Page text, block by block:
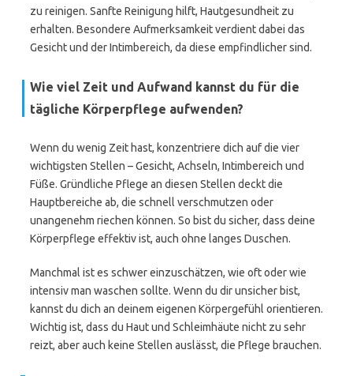
zu reinigen. Sanfte Reinigung hilft, Hautgesundheit zu
erhalten. Besondere Aufmerksamkeit verdient dabei das
Gesicht und der Intimbereich, da diese empfindlicher sind.
Wie viel Zeit und Aufwand kannst du für die
tägliche Körperpflege aufwenden?
Wenn du wenig Zeit hast, konzentriere dich auf die vier
wichtigsten Stellen – Gesicht, Achseln, Intimbereich und
Füße. Gründliche Pflege an diesen Stellen deckt die
Hauptbereiche ab, die schnell verschmutzen oder
unangenehm riechen können. So bist du sicher, dass deine
Körperpflege effektiv ist, auch ohne langes Duschen.
Manchmal ist es schwer einzuschätzen, wie oft oder wie
intensiv man waschen sollte. Wenn du dir unsicher bist,
kannst du dich an deinem eigenen Körpergefühl orientieren.
Wichtig ist, dass du Haut und Schleimhäute nicht zu sehr
reizt, aber auch keine Stellen auslässt, die Pflege brauchen.